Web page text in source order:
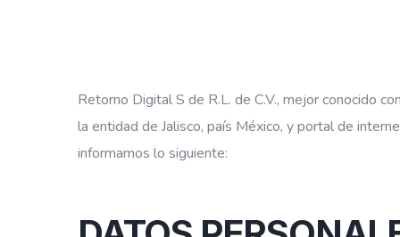
Retorno Digital S de R.L. de C.V., mejor conocido
la entidad de Jalisco, país México, y portal de
informamos lo siguiente: